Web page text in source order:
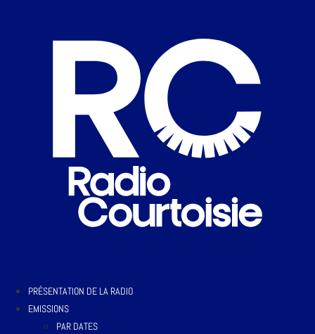
PRÉSENTATION DE LA RADIO
EMISSIONS
PAR DATES